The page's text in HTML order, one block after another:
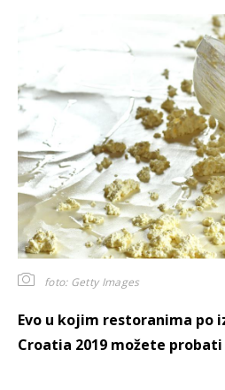
foto: Getty Images
Evo u kojim restoranima po
Croatia 2019 možete